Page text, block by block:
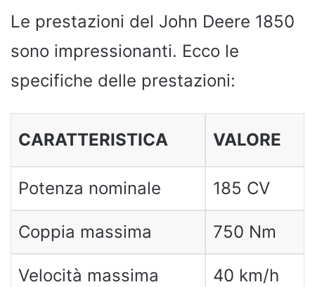
Le prestazioni del John Deere 1850
sono impressionanti. Ecco le
specifiche delle prestazioni:
CARATTERISTICA VALORE
Potenza nominale 185 CV
Coppia massima 750 Nm
Velocità massima 40 km/h